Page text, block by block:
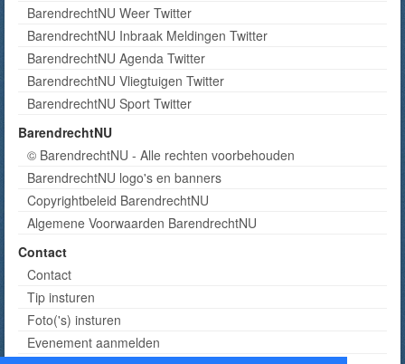
BarendrechtNU Weer Twitter
BarendrechtNU Inbraak Meldingen Twitter
BarendrechtNU Agenda Twitter
BarendrechtNU Vliegtuigen Twitter
BarendrechtNU Sport Twitter
BarendrechtNU
© BarendrechtNU - Alle rechten voorbehouden
BarendrechtNU logo's en banners
Copyrightbeleid BarendrechtNU
Algemene Voorwaarden BarendrechtNU
Contact
Contact
Tip insturen
Foto('s) insturen
Evenement aanmelden